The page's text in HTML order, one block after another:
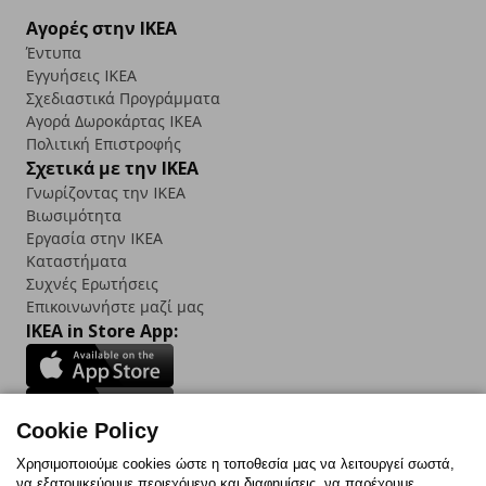
Αγορές στην IKEA
Έντυπα
Εγγυήσεις IKEA
Σχεδιαστικά Προγράμματα
Αγορά Δωρoκάρτας IKEA
Πολιτική Επιστροφής
Σχετικά με την IKEA
Γνωρίζοντας την IKEA
Βιωσιμότητα
Εργασία στην IKEA
Καταστήματα
Συχνές Ερωτήσεις
Επικοινωνήστε μαζί μας
IKEA in Store App:
Follow us:
Cookie Policy
Χρησιμοποιούμε cookies ώστε η τοποθεσία μας να λειτουργεί σωστά,